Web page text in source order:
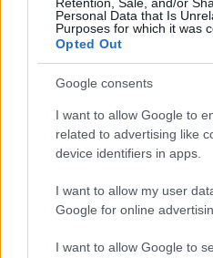
Personal Data that Is
Purposes for which it was
Opted Out
Google consents
I want to allow Google to
related to advertising like
device identifiers in apps.
I want to allow my user
Google for online
I want to allow Google to
konzol új
PCW.master|
meg